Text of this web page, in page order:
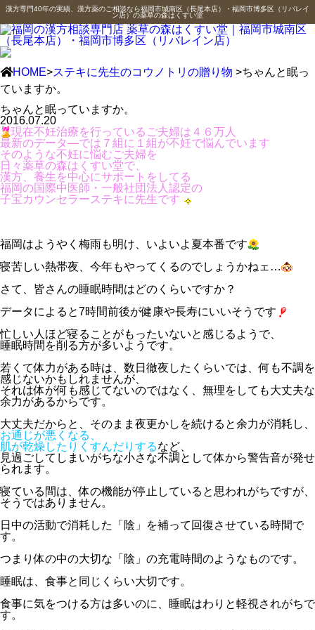
漢方専門40年の実績、漢方薬のご相談なら福岡市城南区（長尾本店）・福岡市博多区（リバレイ
ン店）の薬草の森はくすい堂
HOME>ステキに先生のコウノトリの贈り物 >ちゃんと眠っ
ていますか。
ちゃんと眠っていますか。
2016.07.20
現在不妊治療を行っているご夫婦は４６万人
最新のデータ―では７組に１組が不妊で悩んでいます
そのような不妊に悩むご夫婦を
日々薬草の森はくすい堂で、
漢方、養生を中心にサポートをしてる
福岡の国際中医師・一般社団法人認定の
子宝カウンセラーステキに先生です
福岡はようやく梅雨も明け、いよいよ夏本番です
寝苦しい熱帯夜、今年もやってくるのでしょうかねェ…
さて、皆さんの睡眠時間はどのくらいですか？
データによると7時間前後が健康や長寿にいいそうです
忙しい人ほど寝ることがもったいないと感じるようで、
睡眠時間を削る方が多いようです。
若くて体力がある時は、数日徹夜したくらいでは、何も不調を
感じないかもしれませんが、
それは体が何も感じてないのではなく、無理をしても大丈夫な
余力があるからです。
大丈夫だからと、そのまま夜更かしを続けると余力が消耗し、
お通じが悪くなる、
肌が乾燥したりくすんだりするなど、
見過ごしてしまいがちな小さな不調として体から警告音が発せ
られます。
寝ている間は、体の機能が停止していると思われがちですが、
そうではありません。
日中の活動で消耗した「陰」を補って回復させている時間で
す。
つまり体の中の大切な「陰」の充電時間のようなものです。
睡眠は、食事と同じくらい大切です。
食事に気をつける方は多いのに、睡眠はわりと軽視されがちで
す。